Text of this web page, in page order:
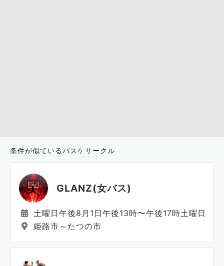
条件が似ているバスケサークル
GLANZ(女バス)
土曜日午後8月1日午後13時〜午後17時土曜日午
姫路市～たつの市